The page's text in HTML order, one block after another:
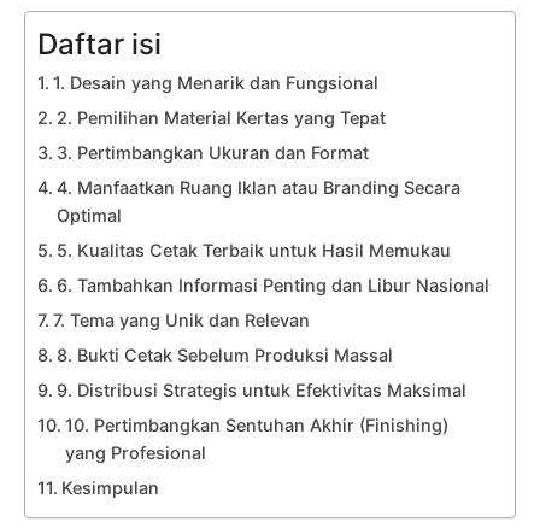
Daftar isi
1. Desain yang Menarik dan Fungsional
2. Pemilihan Material Kertas yang Tepat
3. Pertimbangkan Ukuran dan Format
4. Manfaatkan Ruang Iklan atau Branding Secara
Optimal
5. Kualitas Cetak Terbaik untuk Hasil Memukau
6. Tambahkan Informasi Penting dan Libur Nasional
7. Tema yang Unik dan Relevan
8. Bukti Cetak Sebelum Produksi Massal
9. Distribusi Strategis untuk Efektivitas Maksimal
10. Pertimbangkan Sentuhan Akhir (Finishing)
yang Profesional
Kesimpulan